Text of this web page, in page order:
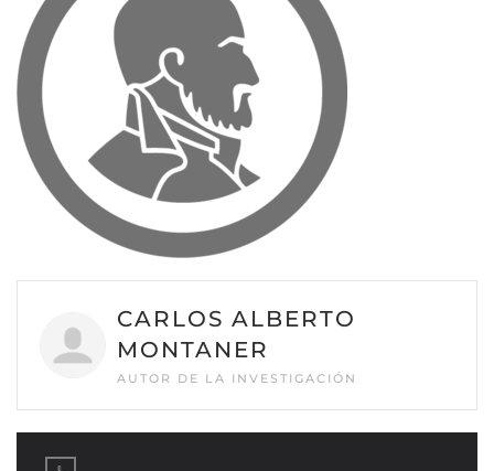
CARLOS ALBERTO
MONTANER
AUTOR DE LA INVESTIGACIÓN